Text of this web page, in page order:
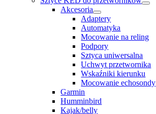
Akcesoria
Adaptery
Automatyka
Mocowanie na reling
Podpory
Sztyca uniwersalna
Uchwyt przetwornika
Wskaźniki kierunku
Mocowanie echosondy
Garmin
Humminbird
Kajak/belly